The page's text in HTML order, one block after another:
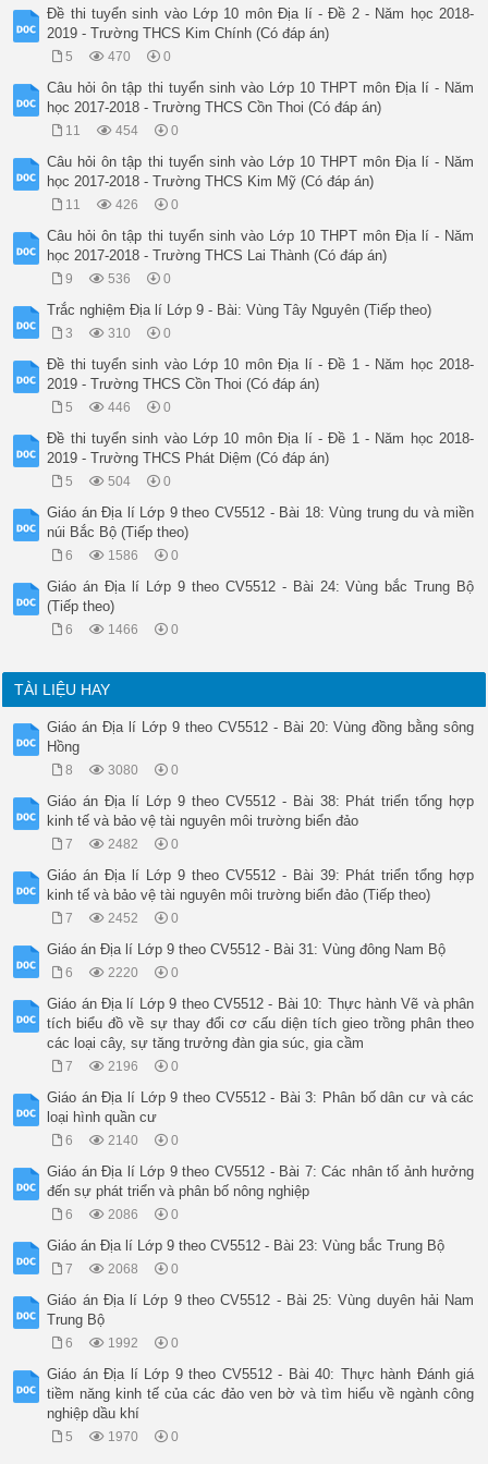
Đề thi tuyển sinh vào Lớp 10 môn Địa lí - Đề 2 - Năm học 2018-
2019 - Trường THCS Kim Chính (Có đáp án)
5 470 0
Câu hỏi ôn tập thi tuyển sinh vào Lớp 10 THPT môn Địa lí - Năm
học 2017-2018 - Trường THCS Cồn Thoi (Có đáp án)
11 454 0
Câu hỏi ôn tập thi tuyển sinh vào Lớp 10 THPT môn Địa lí - Năm
học 2017-2018 - Trường THCS Kim Mỹ (Có đáp án)
11 426 0
Câu hỏi ôn tập thi tuyển sinh vào Lớp 10 THPT môn Địa lí - Năm
học 2017-2018 - Trường THCS Lai Thành (Có đáp án)
9 536 0
Trắc nghiệm Địa lí Lớp 9 - Bài: Vùng Tây Nguyên (Tiếp theo)
3 310 0
Đề thi tuyển sinh vào Lớp 10 môn Địa lí - Đề 1 - Năm học 2018-
2019 - Trường THCS Cồn Thoi (Có đáp án)
5 446 0
Đề thi tuyển sinh vào Lớp 10 môn Địa lí - Đề 1 - Năm học 2018-
2019 - Trường THCS Phát Diệm (Có đáp án)
5 504 0
Giáo án Địa lí Lớp 9 theo CV5512 - Bài 18: Vùng trung du và miền
núi Bắc Bộ (Tiếp theo)
6 1586 0
Giáo án Địa lí Lớp 9 theo CV5512 - Bài 24: Vùng bắc Trung Bộ
(Tiếp theo)
6 1466 0
TÀI LIỆU HAY
Giáo án Địa lí Lớp 9 theo CV5512 - Bài 20: Vùng đồng bằng sông
Hồng
8 3080 0
Giáo án Địa lí Lớp 9 theo CV5512 - Bài 38: Phát triển tổng hợp
kinh tế và bảo vệ tài nguyên môi trường biển đảo
7 2482 0
Giáo án Địa lí Lớp 9 theo CV5512 - Bài 39: Phát triển tổng hợp
kinh tế và bảo vệ tài nguyên môi trường biển đảo (Tiếp theo)
7 2452 0
Giáo án Địa lí Lớp 9 theo CV5512 - Bài 31: Vùng đông Nam Bộ
6 2220 0
Giáo án Địa lí Lớp 9 theo CV5512 - Bài 10: Thực hành Vẽ và phân
tích biểu đồ về sự thay đổi cơ cấu diện tích gieo trồng phân theo
các loại cây, sự tăng trưởng đàn gia súc, gia cầm
7 2196 0
Giáo án Địa lí Lớp 9 theo CV5512 - Bài 3: Phân bố dân cư và các
loại hình quần cư
6 2140 0
Giáo án Địa lí Lớp 9 theo CV5512 - Bài 7: Các nhân tố ảnh hưởng
đến sự phát triển và phân bố nông nghiệp
6 2086 0
Giáo án Địa lí Lớp 9 theo CV5512 - Bài 23: Vùng bắc Trung Bộ
7 2068 0
Giáo án Địa lí Lớp 9 theo CV5512 - Bài 25: Vùng duyên hải Nam
Trung Bộ
6 1992 0
Giáo án Địa lí Lớp 9 theo CV5512 - Bài 40: Thực hành Đánh giá
tiềm năng kinh tế của các đảo ven bờ và tìm hiểu về ngành công
nghiệp dầu khí
5 1970 0